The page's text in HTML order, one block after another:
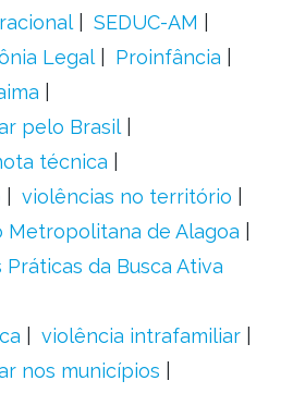
SEDUC-AM
Legal
Proinfância
pelo Brasil
técnica
violências no território
Metropolitana de Alagoa
da Busca Ativa
violência intrafamiliar
nos municípios